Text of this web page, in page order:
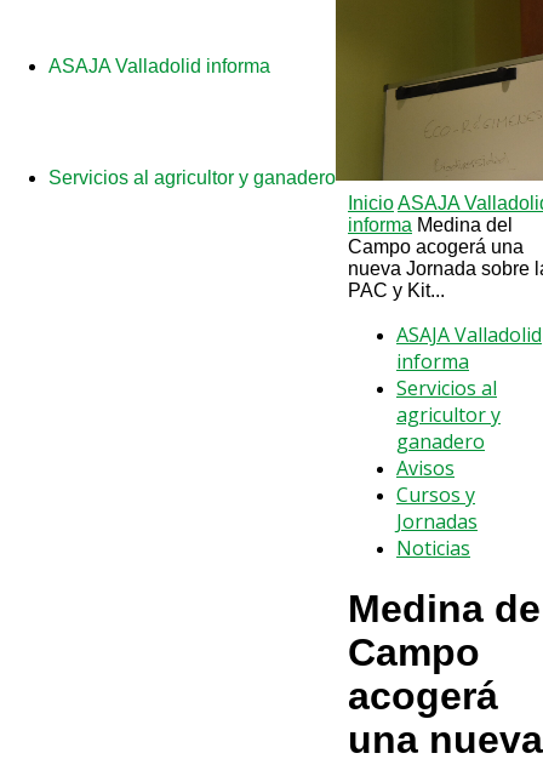
ASAJA Valladolid informa
Servicios al agricultor y ganadero
InicioASAJA
informa Medina del
Campo acogerá una
nueva Jornada sobre
PAC y Kit...
ASAJA Valladolid
informa
Servicios al
agricultor y
ganadero
Avisos
Cursos y
Jornadas
Noticias
Medina
Campo
acogerá
una nueva